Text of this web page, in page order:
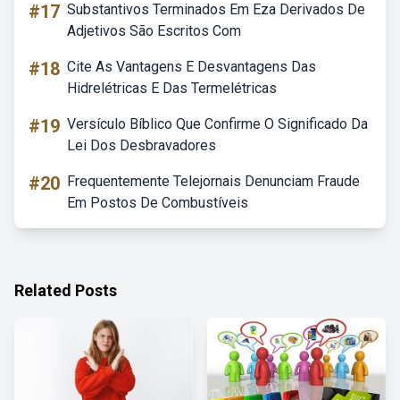
#17 Substantivos Terminados Em Eza Derivados De
Adjetivos São Escritos Com
#18 Cite As Vantagens E Desvantagens Das
Hidrelétricas E Das Termelétricas
#19 Versículo Bíblico Que Confirme O Significado Da
Lei Dos Desbravadores
#20 Frequentemente Telejornais Denunciam Fraude
Em Postos De Combustíveis
Related Posts